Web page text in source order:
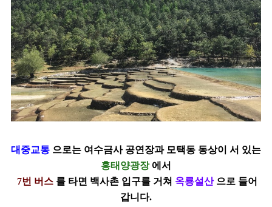
대중교통 으로는 여수금사 공연장과 모택동 동상이 서 있는
홍태양광장에서
7번 버스 를 타면 백사촌 입구를 거쳐 옥룡설산으로 들어
갑니다.